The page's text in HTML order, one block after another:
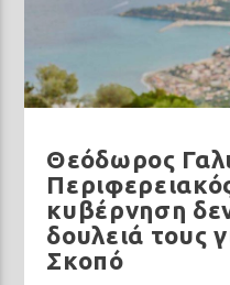
Θεόδωρος
κυβέρνηση
δουλειά τους
Σκοπό